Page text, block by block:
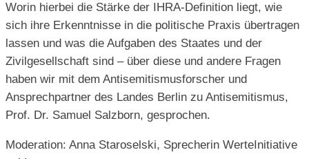
Worin hierbei die Stärke der IHRA-Definition liegt, wie
sich ihre Erkenntnisse in die politische Praxis übertragen
lassen und was die Aufgaben des Staates und der
Zivilgesellschaft sind – über diese und andere Fragen
haben wir mit dem Antisemitismusforscher und
Ansprechpartner des Landes Berlin zu Antisemitismus,
Prof. Dr. Samuel Salzborn, gesprochen.
Moderation: Anna Staroselski, Sprecherin WerteInitiative